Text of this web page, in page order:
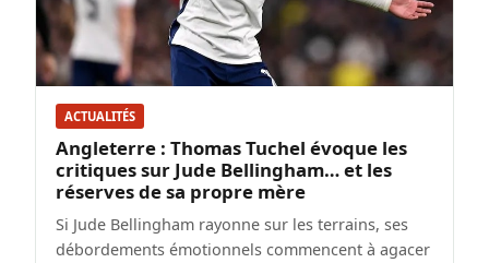
ACTUALITÉS
Angleterre : Thomas Tuchel évoque les
critiques sur Jude Bellingham… et les
réserves de sa propre mère
Si Jude Bellingham rayonne sur les terrains, ses
débordements émotionnels commencent à agacer